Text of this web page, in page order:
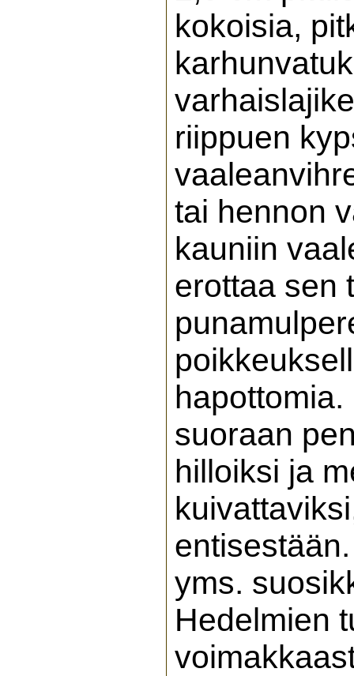
kokoisia,
riippuen
tai hennon
kauniin
erottaa sen
suoraan
hilloiksi ja
yms.
Hedelmien